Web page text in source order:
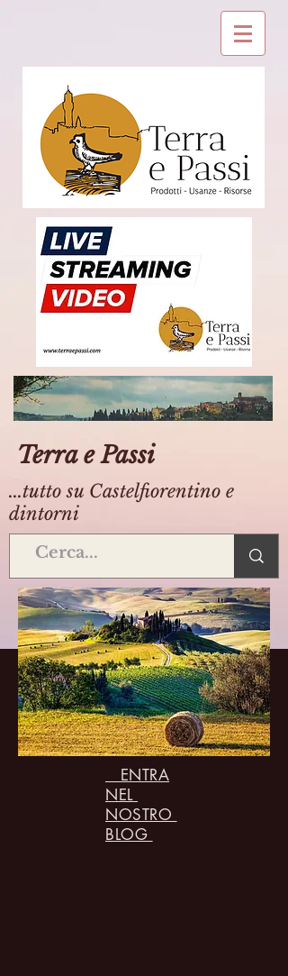
Terra e Passi
...tutto su Castelfiorentino e
dintorni
ENTRA
NEL
NOSTRO
BLOG